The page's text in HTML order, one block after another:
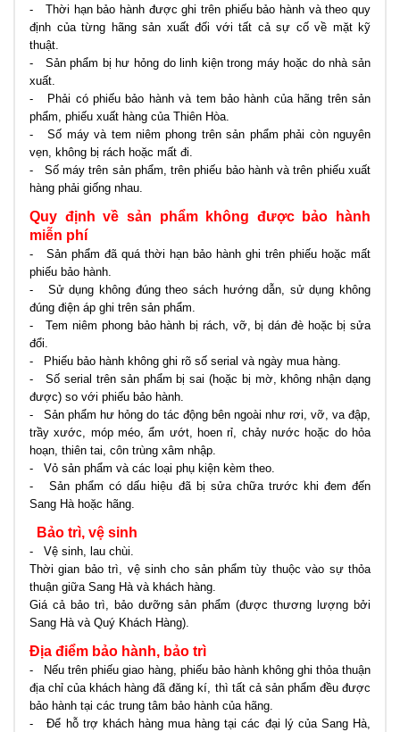
- Thời hạn bảo hành được ghi trên phiếu bảo hành và theo quy
định của từng hãng sản xuất đối với tất cả sự cố về mặt kỹ
thuật.
- Sản phẩm bị hư hỏng do linh kiện trong máy hoặc do nhà sản
xuất.
- Phải có phiếu bảo hành và tem bảo hành của hãng trên sản
phẩm, phiếu xuất hàng của Thiên Hòa.
- Số máy và tem niêm phong trên sản phẩm phải còn nguyên
vẹn, không bị rách hoặc mất đi.
- Số máy trên sản phẩm, trên phiếu bảo hành và trên phiếu xuất
hàng phải giống nhau.
Quy định về sản phẩm không được bảo hành
miễn phí
- Sản phẩm đã quá thời hạn bảo hành ghi trên phiếu hoặc mất
phiếu bảo hành.
- Sử dụng không đúng theo sách hướng dẫn, sử dụng không
đúng điện áp ghi trên sản phẩm.
- Tem niêm phong bảo hành bị rách, vỡ, bị dán đè hoặc bị sửa
đổi.
- Phiếu bảo hành không ghi rõ số serial và ngày mua hàng.
- Số serial trên sản phẩm bị sai (hoặc bị mờ, không nhận dạng
được) so với phiếu bảo hành.
- Sản phẩm hư hỏng do tác động bên ngoài như rơi, vỡ, va đập,
trầy xước, móp méo, ẩm ướt, hoen rỉ, chảy nước hoặc do hỏa
hoạn, thiên tai, côn trùng xâm nhập.
- Vỏ sản phẩm và các loại phụ kiện kèm theo.
- Sản phẩm có dấu hiệu đã bị sửa chữa trước khi đem đến
Sang Hà hoặc hãng.
Bảo trì, vệ sinh
- Vệ sinh, lau chùi.
Thời gian bảo trì, vệ sinh cho sản phẩm tùy thuộc vào sự thỏa
thuận giữa Sang Hà và khách hàng.
Giá cả bảo trì, bảo dưỡng sản phẩm (được thương lượng bởi
Sang Hà và Quý Khách Hàng).
Địa điểm bảo hành, bảo trì
- Nếu trên phiếu giao hàng, phiếu bảo hành không ghi thỏa thuận
địa chỉ của khách hàng đã đăng kí, thì tất cả sản phẩm đều được
bảo hành tại các trung tâm bảo hành của hãng.
- Để hỗ trợ khách hàng mua hàng tại các đại lý của Sang Hà,